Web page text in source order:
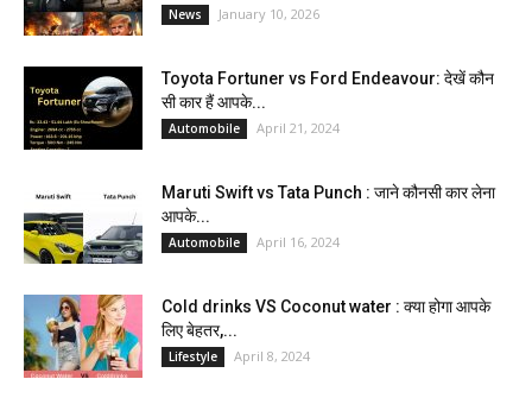
News January 10, 2026
Toyota Fortuner vs Ford Endeavour: देखें कौन
सी कार हैं आपके...
Automobile April 21, 2024
Maruti Swift vs Tata Punch : जाने कौनसी कार लेना
आपके...
Automobile April 16, 2024
Cold drinks VS Coconut water : क्या होगा आपके
लिए बेहतर,...
Lifestyle April 8, 2024